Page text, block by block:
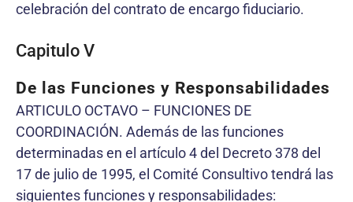
celebración del contrato de encargo fiduciario.
Capitulo V
De las Funciones y Responsabilidades
ARTICULO OCTAVO – FUNCIONES DE
COORDINACIÓN. Además de las funciones
determinadas en el artículo 4 del Decreto 378 del
17 de julio de 1995, el Comité Consultivo tendrá las
siguientes funciones y responsabilidades: